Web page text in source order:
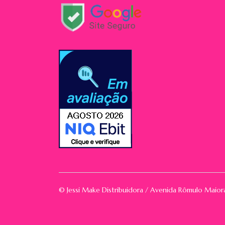
© Jessi Make Distribuidora / Avenida Rômulo